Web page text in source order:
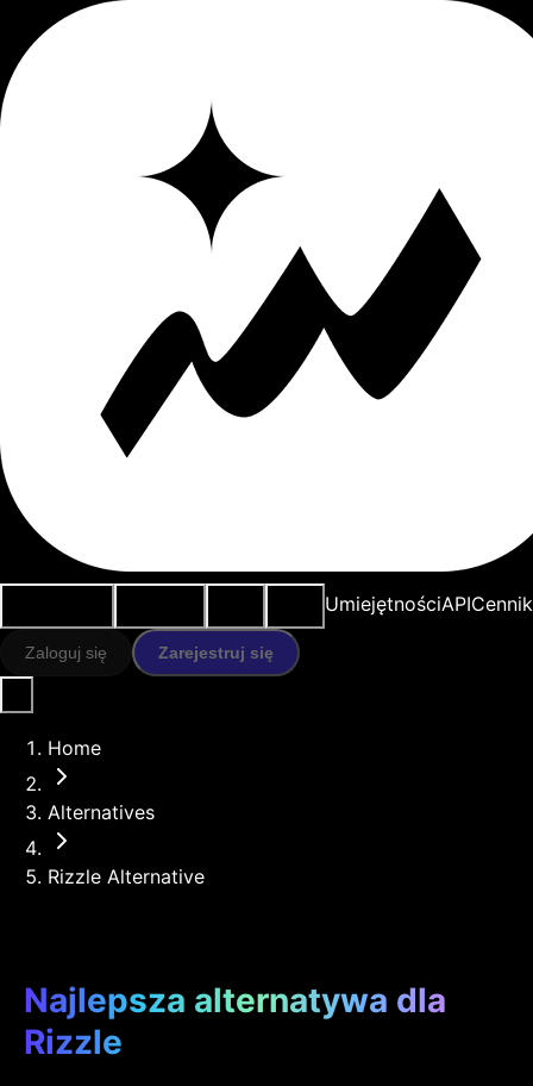
UmiejętnościAPICennik
Zaloguj się Zarejestruj się
Home
Alternatives
Rizzle Alternative
Najlepsza alternatywa dla
Rizzle